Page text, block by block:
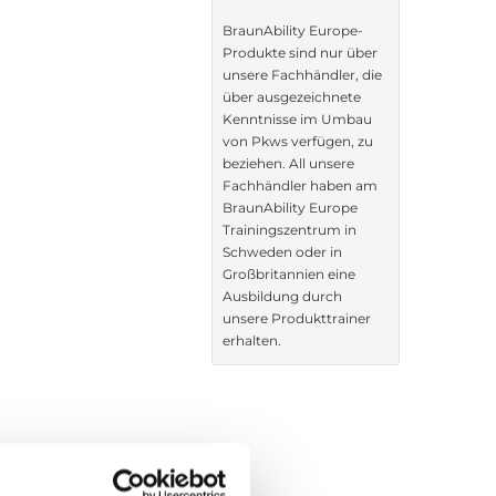
BraunAbility Europe-
Produkte sind nur über
unsere Fachhändler, die
über ausgezeichnete
Kenntnisse im Umbau
von Pkws verfügen, zu
beziehen. All unsere
Fachhändler haben am
BraunAbility Europe
Trainingszentrum in
Schweden oder in
Großbritannien eine
Ausbildung durch
unsere Produkttrainer
erhalten.